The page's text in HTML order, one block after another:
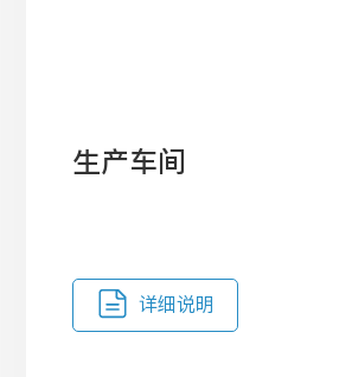
生产车间
详细说明